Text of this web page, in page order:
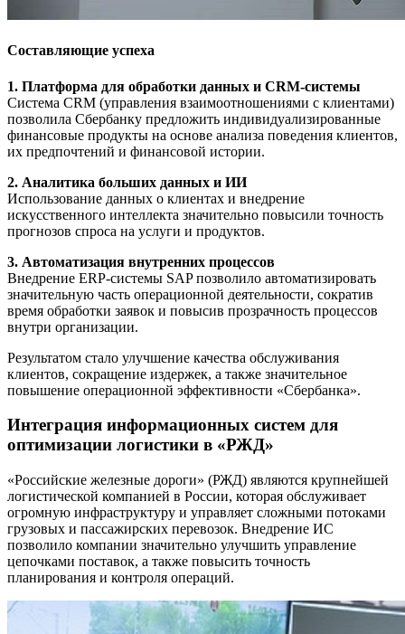
Составляющие успеха
1. Платформа для обработки данных и CRM-системы
Система CRM (управления взаимоотношениями с клиентами)
позволила Сбербанку предложить индивидуализированные
финансовые продукты на основе анализа поведения клиентов,
их предпочтений и финансовой истории.
2. Аналитика больших данных и ИИ
Использование данных о клиентах и внедрение
искусственного интеллекта значительно повысили точность
прогнозов спроса на услуги и продуктов.
3. Автоматизация внутренних процессов
Внедрение ERP-системы SAP позволило автоматизировать
значительную часть операционной деятельности, сократив
время обработки заявок и повысив прозрачность процессов
внутри организации.
Результатом стало улучшение качества обслуживания
клиентов, сокращение издержек, а также значительное
повышение операционной эффективности «Сбербанка».
Интеграция информационных систем для
оптимизации логистики в «РЖД»
«Российские железные дороги» (РЖД) являются крупнейшей
логистической компанией в России, которая обслуживает
огромную инфраструктуру и управляет сложными потоками
грузовых и пассажирских перевозок. Внедрение ИС
позволило компании значительно улучшить управление
цепочками поставок, а также повысить точность
планирования и контроля операций.